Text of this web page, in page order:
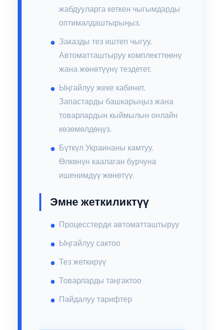
жабдууларга кеткен чыгымдарды
оптималдаштырыңыз.
Заказды тез иштеп чыгуу.
Автоматташтыруу комплекттөөнү
жана жөнөтүүнү тездетет.
Ыңгайлуу жеке кабинет.
Запастарды башкарыңыз жана
товарлардын кыймылын онлайн
көзөмөлдөңүз.
Бүткүл Украинаны камтуу.
Өлкөнүн каалаган бурчуна
ишенимдүү жөнөтүү.
Эмне жеткиликтүү
Процесстерди автоматташтыруу
Ыңгайлуу сактоо
Тез жеткирүү
Товарларды таңгактоо
Пайдалуу тарифтер